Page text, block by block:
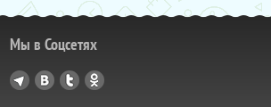
Мы в Соцсетях